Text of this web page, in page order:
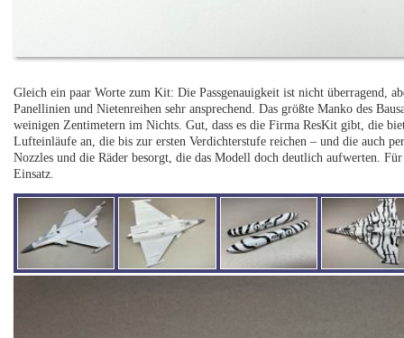
Gleich ein paar Worte zum Kit: Die Passgenauigkeit ist nicht überragend,
Panellinien und Nietenreihen sehr ansprechend. Das größte Manko des
weinigen Zentimetern im Nichts. Gut, dass es die Firma ResKit gibt, die
Lufteinläufe an, die bis zur ersten Verdichterstufe reichen – und die auch
Nozzles und die Räder besorgt, die das Modell doch deutlich aufwerten.
Einsatz.